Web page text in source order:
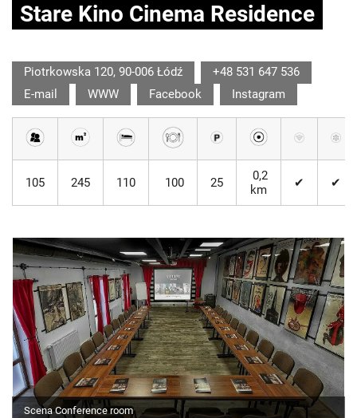
Stare Kino Cinema Residence
Piotrkowska 120, 90-006 Łódź
+48 531 647 536
E-mail
WWW Facebook Instagram
105 245 110 100 25
0,2
km
✔ ✔
Scena Conference room